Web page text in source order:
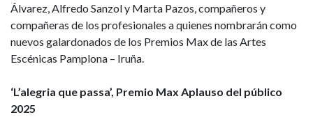
Álvarez, Alfredo Sanzol y Marta Pazos, compañeros y
compañeras de los profesionales a quienes nombrarán como
nuevos galardonados de los Premios Max de las Artes
Escénicas Pamplona – Iruña.
‘L’alegria que passa’, Premio Max Aplauso del público
2025